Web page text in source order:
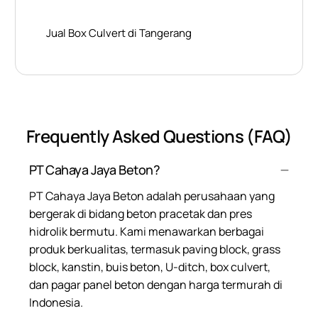
Jual Box Culvert di Tangerang
Frequently Asked Questions (FAQ)
PT Cahaya Jaya Beton?
PT Cahaya Jaya Beton adalah perusahaan yang
bergerak di bidang beton pracetak dan pres
hidrolik bermutu. Kami menawarkan berbagai
produk berkualitas, termasuk paving block, grass
block, kanstin, buis beton, U-ditch, box culvert,
dan pagar panel beton dengan harga termurah di
Indonesia.